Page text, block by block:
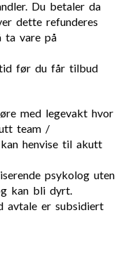
Du betaler da
dette refunderes
ta vare på
før du får tilbud
med legevakt hvor
team /
henvise til akutt
psykolog uten
kan bli dyrt.
avtale er subsidiert